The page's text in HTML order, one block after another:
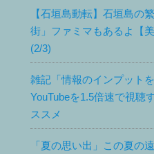
【石垣島動転】石垣島の
街」ファミマもあるよ【
(2/3)
雑記「情報のインプット
YouTubeを1.5倍速で視聴
ススメ
「夏の思い出」この夏の